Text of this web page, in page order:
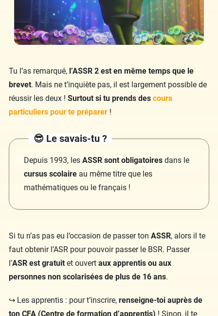
Tu l’as remarqué, l’ASSR 2 est en même temps que le
brevet. Mais ne t’inquiète pas, il est largement possible de
réussir les deux ! Surtout si tu prends des cours
particuliers pour te préparer !
😎 Le savais-tu ?
Depuis 1993, les ASSR sont obligatoires dans le
cursus scolaire au même titre que les
mathématiques ou le français !
Si tu n’as pas eu l’occasion de passer ton ASSR, alors il te
faut obtenir l’ASR pour pouvoir passer le BSR. Passer
l’ASR est gratuit et ouvert aux apprentis ou aux
personnes non scolarisées de plus de 16 ans.
↪️ Les apprentis : pour t’inscrire, renseigne-toi auprès de
ton CFA (Centre de formation d’apprentis) ! Sinon, il te